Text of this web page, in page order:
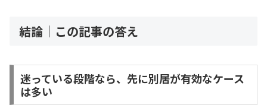
結論｜この記事の答え
迷っている段階なら、先に別居が有効なケース
は多い